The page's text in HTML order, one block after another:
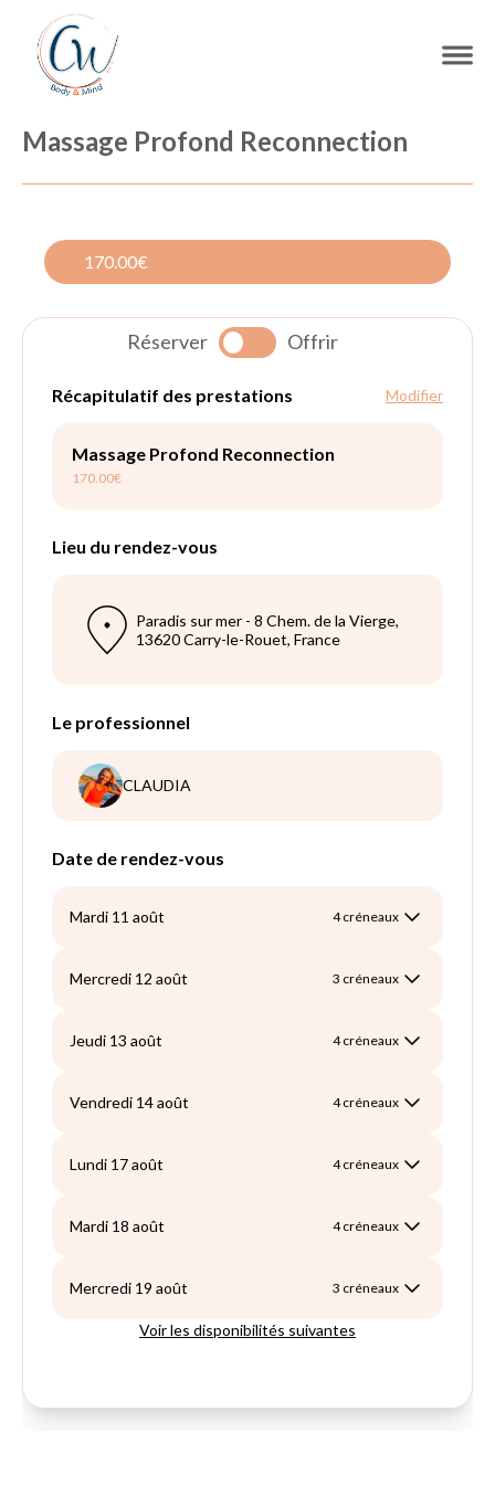
Massage Profond Reconnection
Réserver Offrir
170.00€